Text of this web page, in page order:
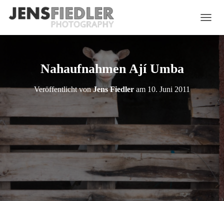
A
O
U
H
A
L
Nahaufnahmen Ají Umba
Veröffentlicht vonJens Fiedler am 10. Juni 2011